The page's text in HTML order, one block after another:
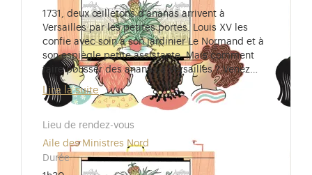
1731, deux œilletons d’ananas arrivent à
Versailles par les petites portes. Louis XV les
confie avec soin à son jardinier Le Normand et à
son espiègle petite assistante. Mais comment
faire pousser des ananas à Versailles ? Venez…
Lire la suite
Lieu de rendez-vous
Aile des Ministres Nord
Durée